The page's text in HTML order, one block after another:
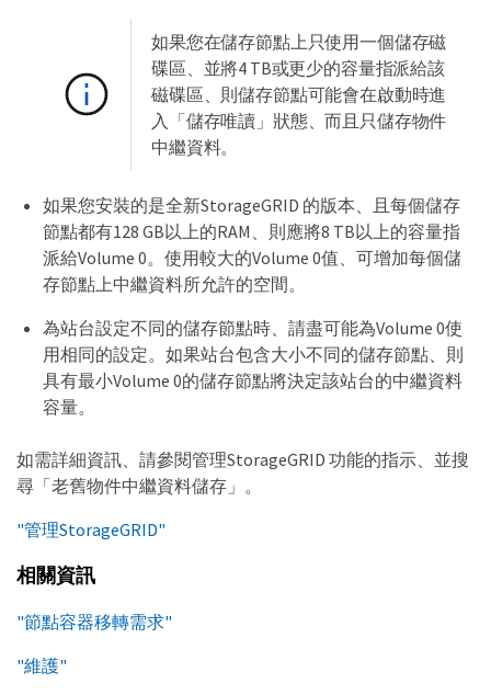
如果您在儲存節點上只使用一個儲存磁
碟區、並將4 TB或更少的容量指派給該
磁碟區、則儲存節點可能會在啟動時進
入「儲存唯讀」狀態、而且只儲存物件
中繼資料。
如果您安裝的是全新StorageGRID 的版本、且每個儲存
節點都有128 GB以上的RAM、則應將8 TB以上的容量指
派給Volume 0。使用較大的Volume 0值、可增加每個儲
存節點上中繼資料所允許的空間。
為站台設定不同的儲存節點時、請盡可能為Volume 0使
用相同的設定。如果站台包含大小不同的儲存節點、則
具有最小Volume 0的儲存節點將決定該站台的中繼資料
容量。
如需詳細資訊、請參閱管理StorageGRID 功能的指示、並搜
尋「老舊物件中繼資料儲存」。
"管理StorageGRID"
相關資訊
"節點容器移轉需求"
"維護"